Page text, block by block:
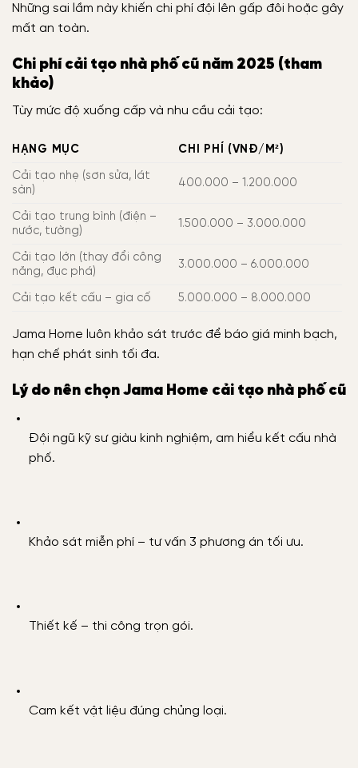
Những sai lầm này khiến chi phí đội lên gấp đôi hoặc gây
mất an toàn.
Chi phí cải tạo nhà phố cũ năm 2025 (tham
khảo)
Tùy mức độ xuống cấp và nhu cầu cải tạo:
HẠNG MỤC CHI PHÍ (VNĐ/M²)
Cải tạo nhẹ (sơn sửa, lát
sàn)
400.000 – 1.200.000
Cải tạo trung bình (điện –
nước, tường)
1.500.000 – 3.000.000
Cải tạo lớn (thay đổi công
năng, đục phá)
3.000.000 – 6.000.000
Cải tạo kết cấu – gia cố 5.000.000 – 8.000.000
Jama Home luôn khảo sát trước để báo giá minh bạch,
hạn chế phát sinh tối đa.
Lý do nên chọn Jama Home cải tạo nhà phố cũ
Đội ngũ kỹ sư giàu kinh nghiệm, am hiểu kết cấu nhà
phố.
Khảo sát miễn phí – tư vấn 3 phương án tối ưu.
Thiết kế – thi công trọn gói.
Cam kết vật liệu đúng chủng loại.